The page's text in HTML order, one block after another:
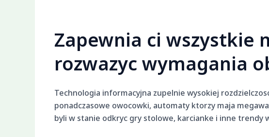
Zapewnia ci wszystkie
rozwazyc wymagania
Technologia informacyjna zupelnie wysokiej
ponadczasowe owocowki, automaty ktorzy maja
byli w stanie odkryc gry stolowe, karcianke i inne trendy